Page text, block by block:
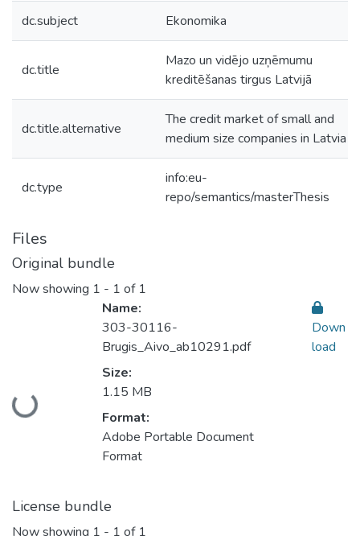
dc.subject Ekonomika
dc.title
Mazo un vidējo uzņēmumu
kreditēšanas tirgus Latvijā
dc.title.alternative
The credit market of small and
medium size companies in Latvia
dc.type
info:eu-
repo/semantics/masterThesis
Files
Original bundle
Now showing 1 - 1 of 1
Loading...
Name:
303-30116-
Brugis_Aivo_ab10291.pdf
Size:
1.15 MB
Format:
Adobe Portable Document
Format
Down
load
License bundle
Now showing 1 - 1 of 1